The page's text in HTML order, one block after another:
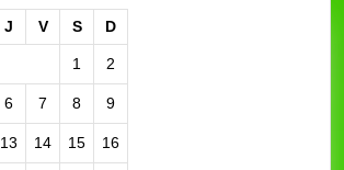
J V S D
1 2
6 7 8 9
13 14 15 16